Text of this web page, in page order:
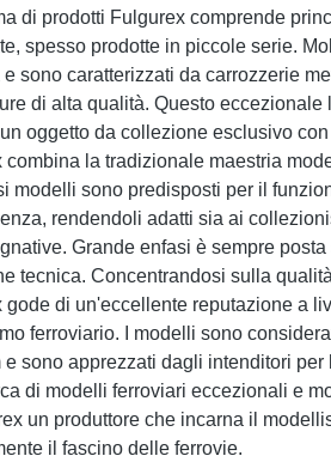
di prodotti Fulgurex comprende
spesso prodotte in piccole serie.
e sono caratterizzati da carrozzerie
di alta qualità. Questo
oggetto da collezione esclusivo
combina la tradizionale maestria
modelli sono predisposti per il
rendendoli adatti sia ai
Grande enfasi è sempre
tecnica. Concentrandosi sulla
gode di un'eccellente reputazione a
ferroviario. I modelli sono
e sono apprezzati dagli intenditori
di modelli ferroviari eccezionali e
un produttore che incarna il
il fascino delle ferrovie.